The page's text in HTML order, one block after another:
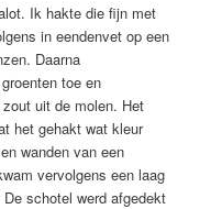
Ik hakte die fijn met
in eendenvet op een
Daarna
toe en
uit de molen. Het
het gehakt wat kleur
wanden van een
vervolgens een laag
schotel werd afgedekt